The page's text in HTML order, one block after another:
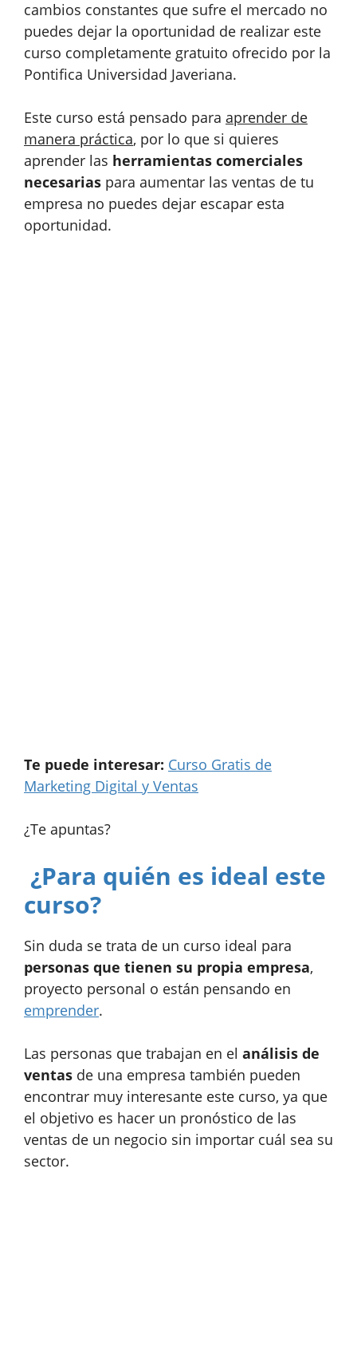
cambios constantes que sufre el mercado no
puedes dejar la oportunidad de realizar este
curso completamente gratuito ofrecido por la
Pontifica Universidad Javeriana.
Este curso está pensado para aprender de
manera práctica, por lo que si quieres
aprender las herramientas comerciales
necesarias para aumentar las ventas de tu
empresa no puedes dejar escapar esta
oportunidad.
Te puede interesar: Curso Gratis de
Marketing Digital y Ventas
¿Te apuntas?
¿Para quién es ideal este
curso?
Sin duda se trata de un curso ideal para
personas que tienen su propia empresa,
proyecto personal o están pensando en
emprender.
Las personas que trabajan en el análisis de
ventas de una empresa también pueden
encontrar muy interesante este curso, ya que
el objetivo es hacer un pronóstico de las
ventas de un negocio sin importar cuál sea su
sector.